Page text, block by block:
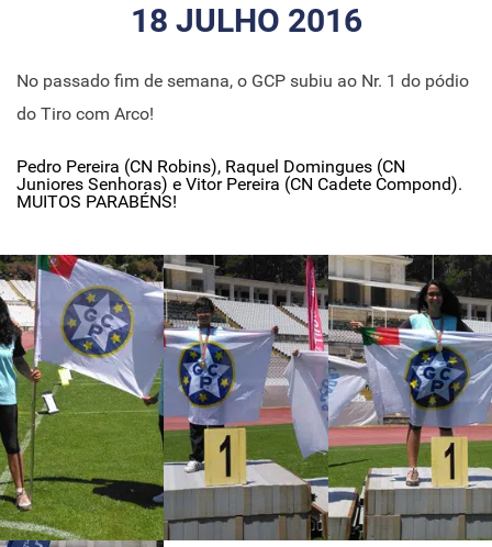
18 JULHO 2016
No passado fim de semana, o GCP subiu ao Nr. 1 do pódio
do Tiro com Arco!
Pedro Pereira (CN Robins), Raquel Domingues (CN
Juniores Senhoras) e Vitor Pereira (CN Cadete Compond).
MUITOS PARABÉNS!